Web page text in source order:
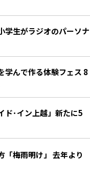
学生がラジオのパーソナ
んで作る体験フェス 8
ド･イン上越」新たに5
「梅雨明け」 去年より